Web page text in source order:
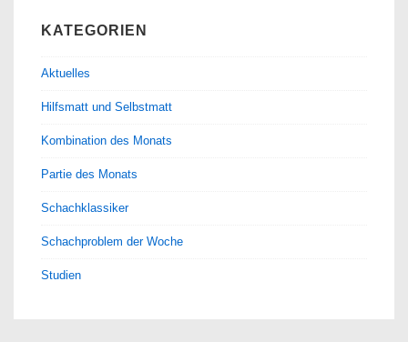
KATEGORIEN
Aktuelles
Hilfsmatt und Selbstmatt
Kombination des Monats
Partie des Monats
Schachklassiker
Schachproblem der Woche
Studien